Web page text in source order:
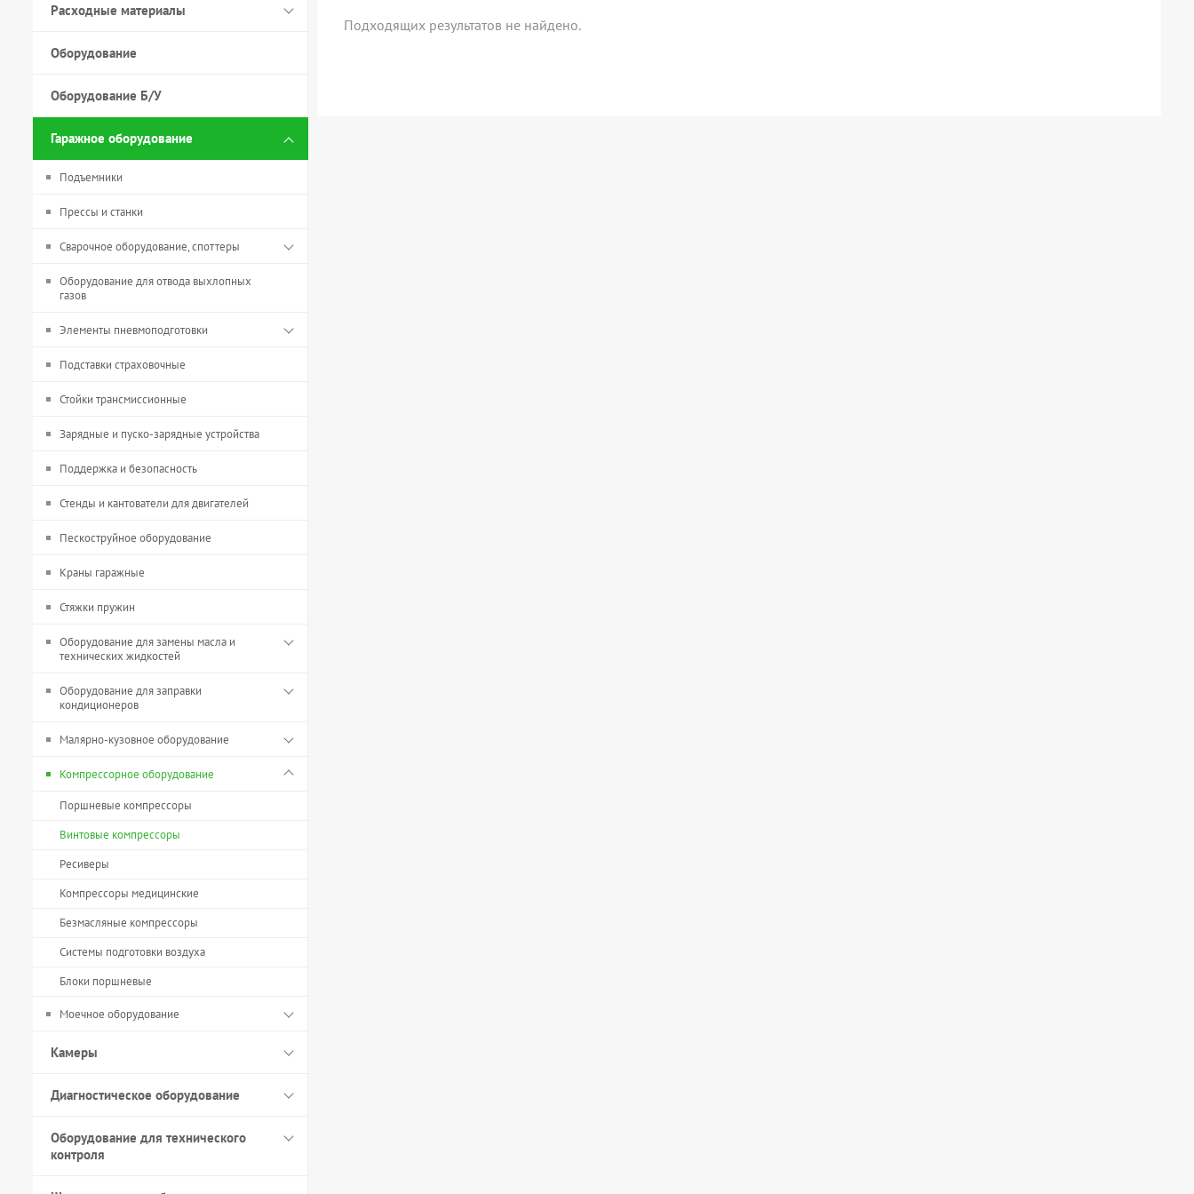
Расходные материалы
Оборудование
Оборудование Б/У
Гаражное оборудование
Подъемники
Прессы и станки
Сварочное оборудование, споттеры
Оборудование для отвода выхлопных
газов
Элементы пневмоподготовки
Подставки страховочные
Стойки трансмиссионные
Зарядные и пуско-зарядные устройства
Поддержка и безопасность
Стенды и кантователи для двигателей
Пескоструйное оборудование
Краны гаражные
Стяжки пружин
Оборудование для замены масла и
технических жидкостей
Оборудование для заправки
кондиционеров
Малярно-кузовное оборудование
Компрессорное оборудование
Поршневые компрессоры
Винтовые компрессоры
Ресиверы
Компрессоры медицинские
Безмасляные компрессоры
Системы подготовки воздуха
Блоки поршневые
Моечное оборудование
Камеры
Диагностическое оборудование
Оборудование для технического
контроля
Подходящих результатов не найдено.